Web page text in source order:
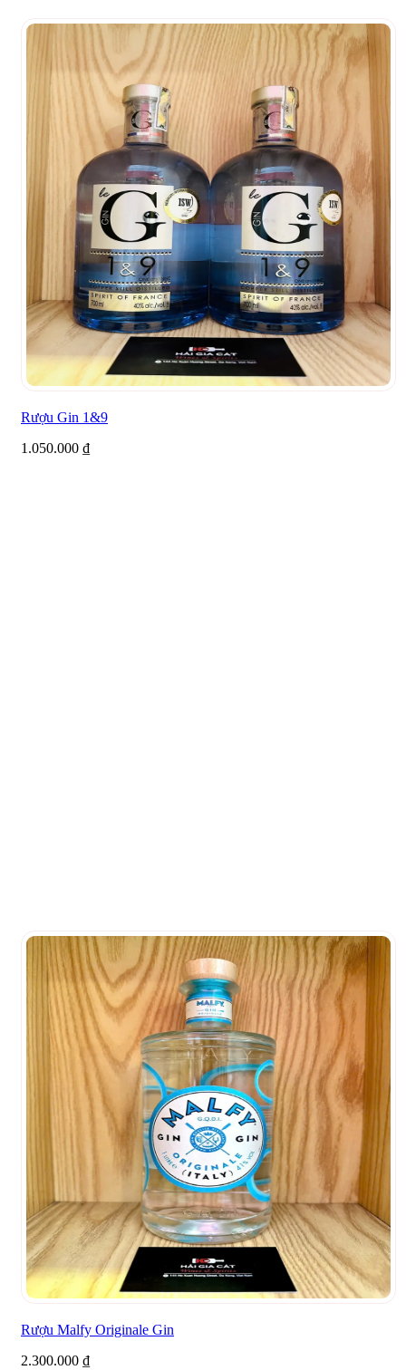
Rượu Gin 1&9
1.050.000 ₫
Rượu Malfy Originale Gin
2.300.000 ₫